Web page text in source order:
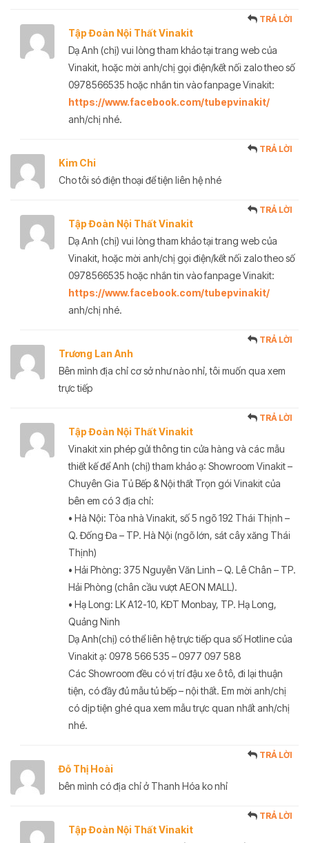
Tập Đoàn Nội Thất Vinakit
TRẢ LỜI
Dạ Anh (chị) vui lòng tham khảo tại trang web của
Vinakit, hoặc mời anh/chị gọi điện/kết nối zalo theo số
0978566535 hoặc nhắn tin vào fanpage Vinakit:
https://www.facebook.com/tubepvinakit/
anh/chị nhé.
Kim Chi
TRẢ LỜI
Cho tôi só điện thoại để tiện liên hệ nhé
Tập Đoàn Nội Thất Vinakit
TRẢ LỜI
Dạ Anh (chị) vui lòng tham khảo tại trang web của
Vinakit, hoặc mời anh/chị gọi điện/kết nối zalo theo số
0978566535 hoặc nhắn tin vào fanpage Vinakit:
https://www.facebook.com/tubepvinakit/
anh/chị nhé.
Trương Lan Anh
TRẢ LỜI
Bên mình địa chỉ cơ sở như nào nhỉ, tôi muốn qua xem
trực tiếp
Tập Đoàn Nội Thất Vinakit
TRẢ LỜI
Vinakit xin phép gửi thông tin cửa hàng và các mẫu
thiết kế để Anh (chị) tham khảo ạ: Showroom Vinakit –
Chuyên Gia Tủ Bếp & Nội thất Trọn gói Vinakit của
bên em có 3 địa chỉ:
• Hà Nội: Tòa nhà Vinakit, số 5 ngõ 192 Thái Thịnh –
Q. Đống Đa – TP. Hà Nội (ngõ lớn, sát cây xăng Thái
Thịnh)
• Hải Phòng: 375 Nguyễn Văn Linh – Q. Lê Chân – TP.
Hải Phòng (chân cầu vượt AEON MALL).
• Hạ Long: LK A12-10, KĐT Monbay, TP. Hạ Long,
Quảng Ninh
Dạ Anh(chị) có thể liên hệ trực tiếp qua số Hotline của
Vinakit ạ: 0978 566 535 – 0977 097 588
Các Showroom đều có vị trí đậu xe ô tô, đi lại thuận
tiện, có đầy đủ mẫu tủ bếp – nội thất. Em mời anh/chị
có dịp tiện ghé qua xem mẫu trực quan nhất anh/chị
nhé.
Đỗ Thị Hoài
TRẢ LỜI
bên mình có địa chỉ ở Thanh Hóa ko nhỉ
Tập Đoàn Nội Thất Vinakit
TRẢ LỜI